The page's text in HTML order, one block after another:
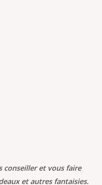
conseiller et vous faire
et autres fantaisies.